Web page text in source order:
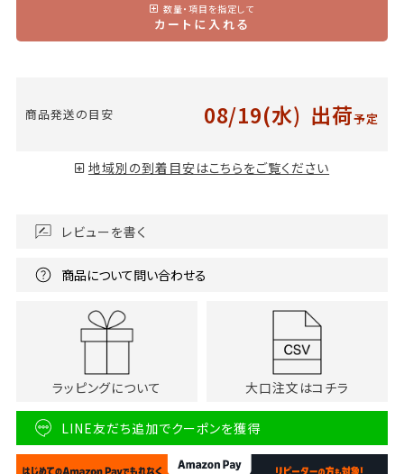
数量・項目を指定して
カートに入れる
商品発送の目安 08/19(水) 出荷予定
地域別の到着目安はこちらをご覧ください
レビューを書く
商品について問い合わせる
ラッピングについて 大口注文はコチラ
LINE友だち追加でクーポンを獲得